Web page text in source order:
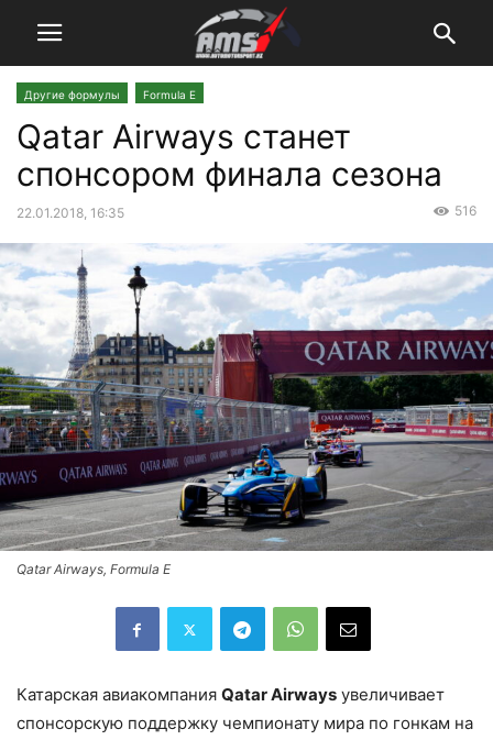
Другие формулы Formula E
Qatar Airways станет
спонсором финала сезона
22.01.2018, 16:35 516
Qatar Airways, Formula E
Катарская авиакомпания Qatar Airways увеличивает
спонсорскую поддержку чемпионату мира по гонкам на